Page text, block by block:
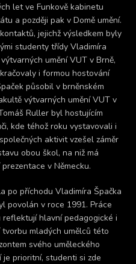
let ve Funkově kabinetu
a později pak v Domě umění.
jejichž výsledkem byly
studenty třídy Vladimíra
umění VUT v Brně,
i formou hostování
působil v brněnském
výtvarných umění VUT v
Ruller byl hostujícím
kde téhož roku vystavovali i
aktivit vzešel záměr
obou škol, na niž má
v Německu.
po příchodu Vladimíra Špačka
povolán v roce 1991. Práce
hlavní pedagogické i
mladých umělců této
svého uměleckého
prioritní, studenti si zde